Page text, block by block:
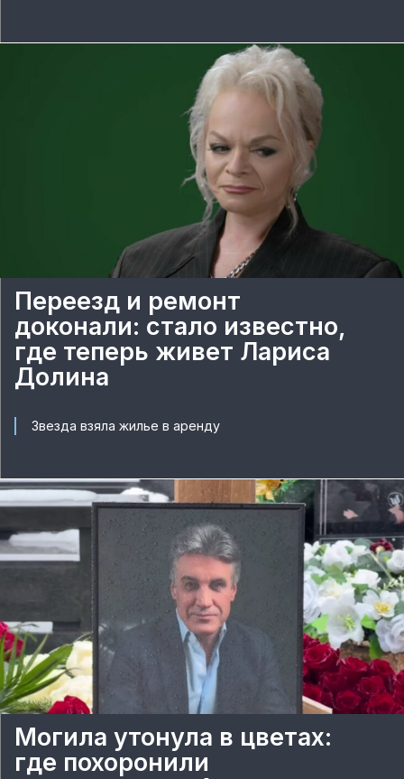
Переезд и ремонт
доконали: стало известно,
где теперь живет Лариса
Долина
Звезда взяла жилье в аренду
Могила утонула в цветах:
где похоронили